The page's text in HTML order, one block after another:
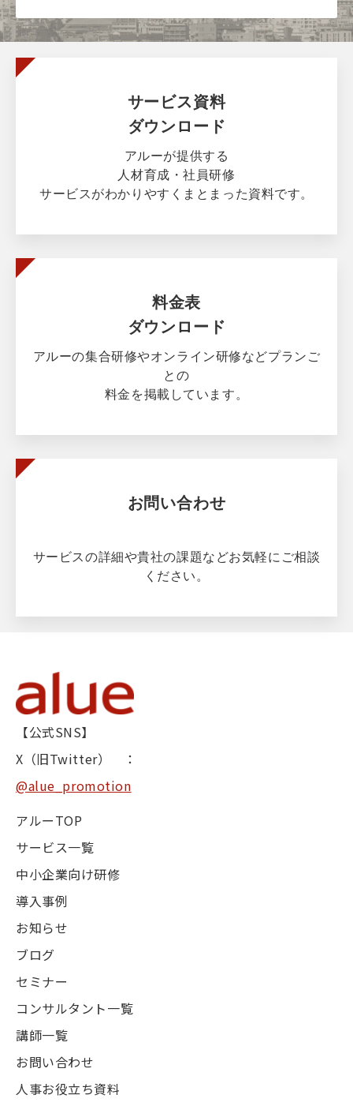
サービス資料
ダウンロード
アルーが提供する
人材育成・社員研修
サービスがわかりやすくまとまった資料です。
料金表
ダウンロード
アルーの集合研修やオンライン研修などプランご
との
料金を掲載しています。
お問い合わせ
サービスの詳細や貴社の課題などお気軽にご相談
ください。
【公式SNS】
X（旧Twitter） ：
@alue_promotion
アルーTOP
サービス一覧
中小企業向け研修
導入事例
お知らせ
ブログ
セミナー
コンサルタント一覧
講師一覧
お問い合わせ
人事お役立ち資料